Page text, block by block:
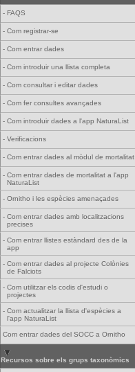
- FAQS
- Com registrar-se
- Com entrar dades
- Com introduir una llista completa
- Com consultar i editar dades
- Com fer consultes avançades
- Com introduir dades a l'app NaturaList
- Verificacions
- Com entrar dades al mòdul de mortalitat
- Com entrar dades de mortalitat a l'app
NaturaList
- Ornitho i les espècies amenaçades
- Com entrar dades amb localitzacions
precises
- Com entrar llistes estàndard des de la
app
- Com entrar dades al projecte Colònies
de Falciots
- Com utilitzar els codis d'estudi o
projectes
- Com actualitzar la llista d'espècies a
l'app NaturaList
Com entrar dades del SOCC a Ornitho
Recursos sobre els grups taxonòmics